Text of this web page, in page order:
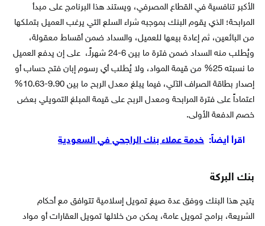
الأكبر تنافسية في القطاع المصرفي، ويستند هذا البرنامج على مبدأ
المرابحة؛ الذي يقوم البنك بموجبه شراء السلع التي يرغب العميل بتملكها
من البائعين، ثم إعادة بيعها للعميل، والسداد ضمن أقساط معقولة،
ويُطلب منه السداد ضمن فترة ما بين 6-24 شهراًـ، على إن يدفع العميل
ما نسبته 25% من قيمة المواد، ولا يُطلب أي رسوم إبان فتح حساب أو
إصدار بطاقة الصراف الآلي، فيما يبلغ معدل الربح ما بين 9.90-10.63%
اعتماداً على فترة المرابحة ومعدل الربح على قيمة المبلغ التمويلي بعض
خصم الدفعة الأولى.
اقرأ أيضاً: خدمة عملاء بنك الراجحي في السعودية
بنك البركة
يتيح هذا البنك ووفق عدة صيغ تمويل إسلامية تتوافق مع أحكام
الشريعة، برامج تمويل عامة، يمكن من خلالها تمويل العقارات أو مواد